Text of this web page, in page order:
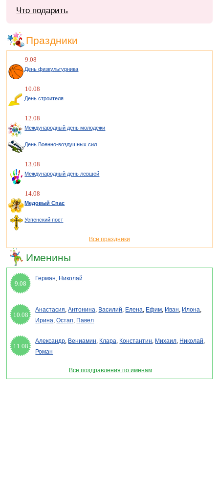
Что подарить
Праздники
9.08
День физкультурника
10.08
День строителя
12.08
Международный день молодежи
День Военно-воздушных сил
13.08
Международный день левшей
14.08
Медовый Спас
Успенский пост
Все праздники
Именины
9.08
Герман, Николай
10.08
Анастасия,Антонина, Василий, Елена, Ефим, Иван, Илона,
Ирина,Остап, Павел
11.08
Александр, Вениамин, Клара, Константин, Михаил, Николай,
Роман
Все поздравления по именам